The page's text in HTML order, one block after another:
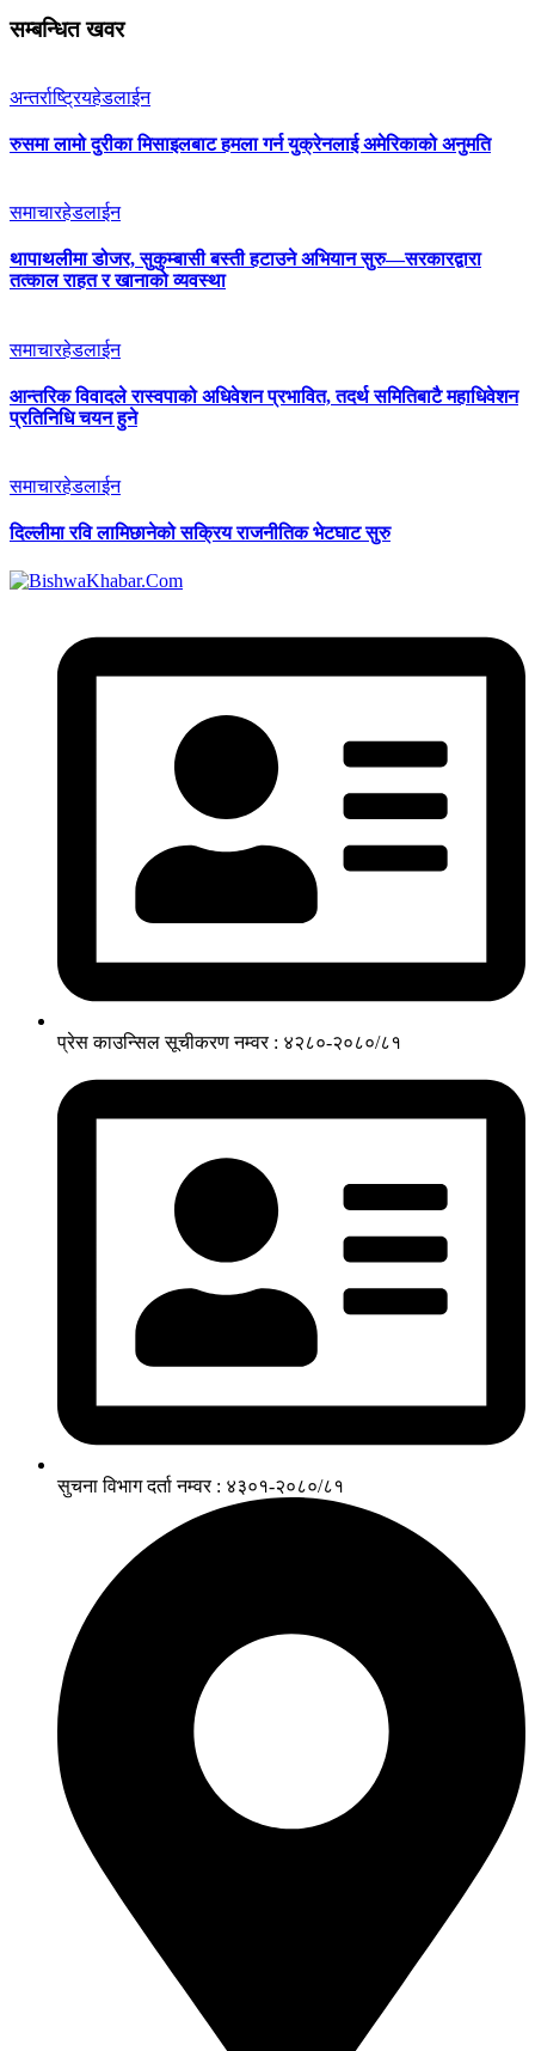
सम्बन्धित खवर
अन्तर्राष्ट्रियहेडलाईन
रुसमा लामो दुरीका मिसाइलबाट हमला गर्न युक्रेनलाई अमेरिकाको अनुमति
समाचारहेडलाईन
थापाथलीमा डोजर, सुकुम्बासी बस्ती हटाउने अभियान सुरु—सरकारद्वारा
तत्काल राहत र खानाको व्यवस्था
समाचारहेडलाईन
आन्तरिक विवादले रास्वपाको अधिवेशन प्रभावित, तदर्थ समितिबाटै महाधिवेशन
प्रतिनिधि चयन हुने
समाचारहेडलाईन
दिल्लीमा रवि लामिछानेको सक्रिय राजनीतिक भेटघाट सुरु
प्रेस काउन्सिल सूचीकरण नम्वर : ४२८०-२०८०/८१
सुचना विभाग दर्ता नम्वर : ४३०१-२०८०/८१